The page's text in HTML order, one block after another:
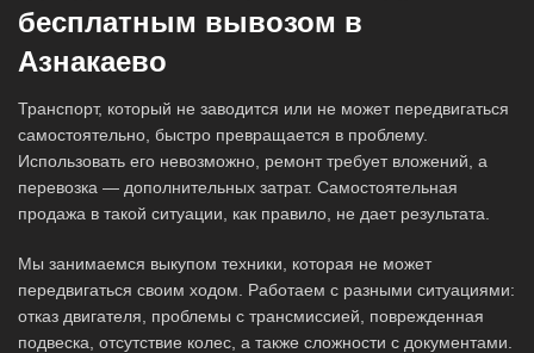
бесплатным вывозом в
Азнакаево
Транспорт, который не заводится или не может передвигаться
самостоятельно, быстро превращается в проблему.
Использовать его невозможно, ремонт требует вложений, а
перевозка — дополнительных затрат. Самостоятельная
продажа в такой ситуации, как правило, не дает результата.
Мы занимаемся выкупом техники, которая не может
передвигаться своим ходом. Работаем с разными ситуациями:
отказ двигателя, проблемы с трансмиссией, поврежденная
подвеска, отсутствие колес, а также сложности с документами.